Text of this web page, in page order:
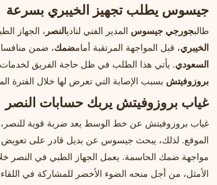
جيسوس يطلب تجهيز الخيبري بسرعة
طالبجورجي جيسوس المدير الفني لناديالنصر ، الجهاز
الخيبري، قبل المواجهة المرتقبة أمامضمك، ضمن
السعودي. يأتي هذا الطلب في ظل حاجة الفريق لخدمات
بروزوفيتش بسبب الإصابة التي تعرض لها خلال الفترة
غياب بروزوفيتش يربك حسابات النصر
غياب بروزوفيتش عن خط الوسط يعد ضربة قوية للنصر،
الموقع. لذلك، يبحث جيسوس عن بديل قادر على تعويض
مواجهة ضمك الحاسمة. يعمل الجهاز الطبي في النصر
الأمثل، من أجل منحه الضوء الأخضر للمشاركة في